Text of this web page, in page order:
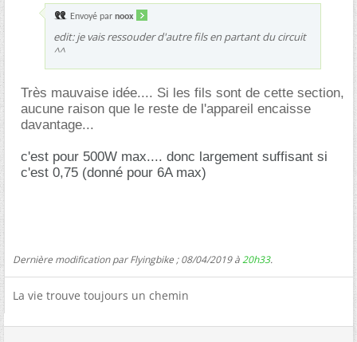
Envoyé par noox
edit: je vais ressouder d'autre fils en partant du circuit
^^
Très mauvaise idée.... Si les fils sont de cette section,
aucune raison que le reste de l'appareil encaisse
davantage...
c'est pour 500W max.... donc largement suffisant si
c'est 0,75 (donné pour 6A max)
Dernière modification par Flyingbike ; 08/04/2019 à20h33.
La vie trouve toujours un chemin